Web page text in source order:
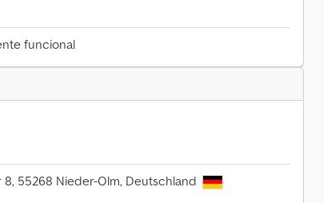
funcional
8, 55268 Nieder-Olm, Deutschland